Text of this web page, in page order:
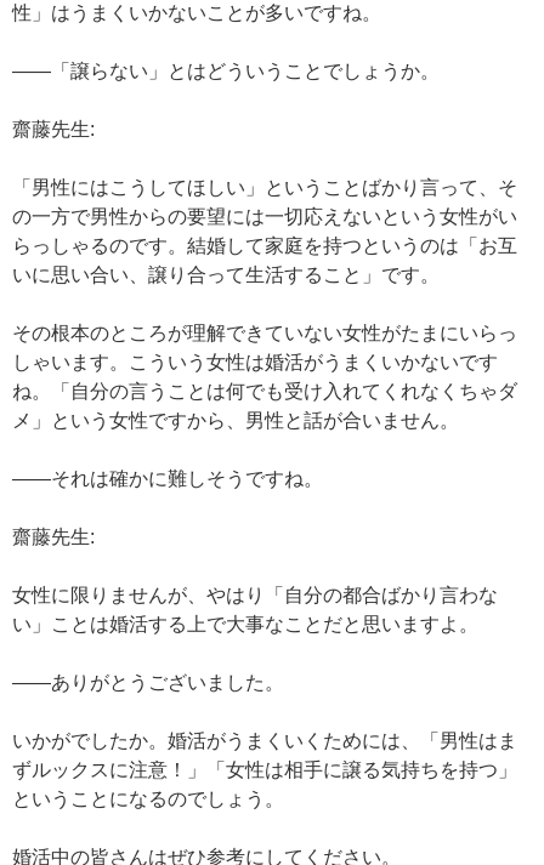
性」はうまくいかないことが多いですね。
——「譲らない」とはどういうことでしょうか。
齋藤先生:
「男性にはこうしてほしい」ということばかり言って、そ
の一方で男性からの要望には一切応えないという女性がい
らっしゃるのです。結婚して家庭を持つというのは「お互
いに思い合い、譲り合って生活すること」です。
その根本のところが理解できていない女性がたまにいらっ
しゃいます。こういう女性は婚活がうまくいかないです
ね。「自分の言うことは何でも受け入れてくれなくちゃダ
メ」という女性ですから、男性と話が合いません。
——それは確かに難しそうですね。
齋藤先生:
女性に限りませんが、やはり「自分の都合ばかり言わな
い」ことは婚活する上で大事なことだと思いますよ。
——ありがとうございました。
いかがでしたか。婚活がうまくいくためには、「男性はま
ずルックスに注意！」「女性は相手に譲る気持ちを持つ」
ということになるのでしょう。
婚活中の皆さんはぜひ参考にしてください。